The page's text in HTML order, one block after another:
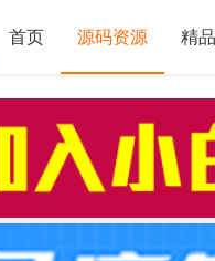
首页 源码资源 精